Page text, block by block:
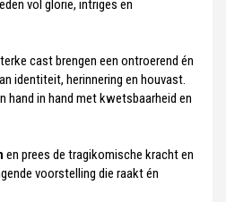
vol glorie, intriges en
cast brengen een ontroerend én
identiteit, herinnering en houvast.
hand in hand met kwetsbaarheid en
en prees de tragikomische kracht en
voorstelling die raakt én